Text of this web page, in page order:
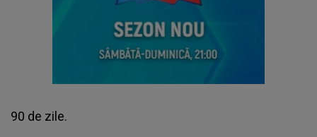
90 de zile.